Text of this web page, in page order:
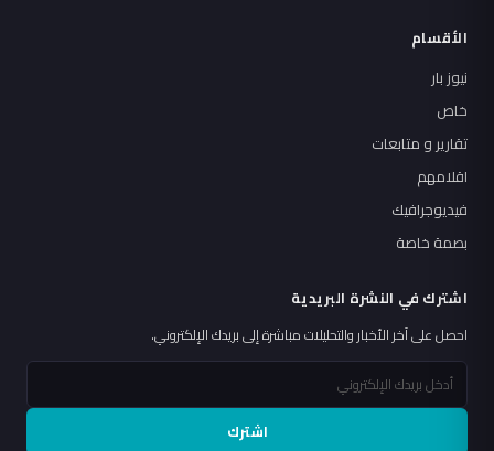
الأقسام
نيوز بار
خاص
تقارير و متابعات
اقلامهم
فيديوجرافيك
بصمة خاصة
اشترك في النشرة البريدية
احصل على آخر الأخبار والتحليلات مباشرة إلى بريدك الإلكتروني.
اشترك